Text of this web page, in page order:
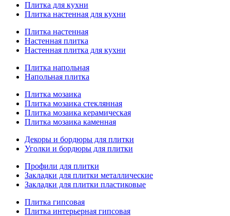
Плитка для кухни
Плитка настенная для кухни
Плитка настенная
Настенная плитка
Настенная плитка для кухни
Плитка напольная
Напольная плитка
Плитка мозаика
Плитка мозаика стеклянная
Плитка мозаика керамическая
Плитка мозаика каменная
Декоры и бордюры для плитки
Уголки и бордюры для плитки
Профили для плитки
Закладки для плитки металлические
Закладки для плитки пластиковые
Плитка гипсовая
Плитка интерьерная гипсовая